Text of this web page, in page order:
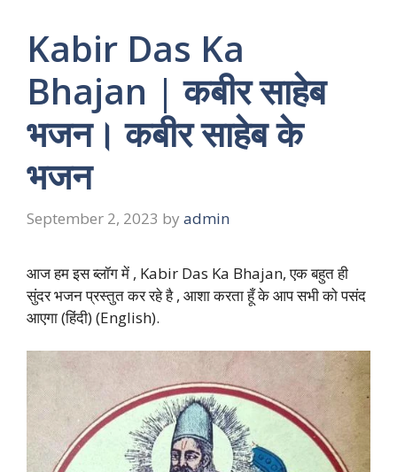
Kabir Das Ka
Bhajan | कबीर साहेब
भजन। कबीर साहेब के
भजन
September 2, 2023 by admin
आज हम इस ब्लॉग में , Kabir Das Ka Bhajan, एक बहुत ही
सुंदर भजन प्रस्तुत कर रहे है , आशा करता हूँ के आप सभी को पसंद
आएगा (हिंदी) (English).